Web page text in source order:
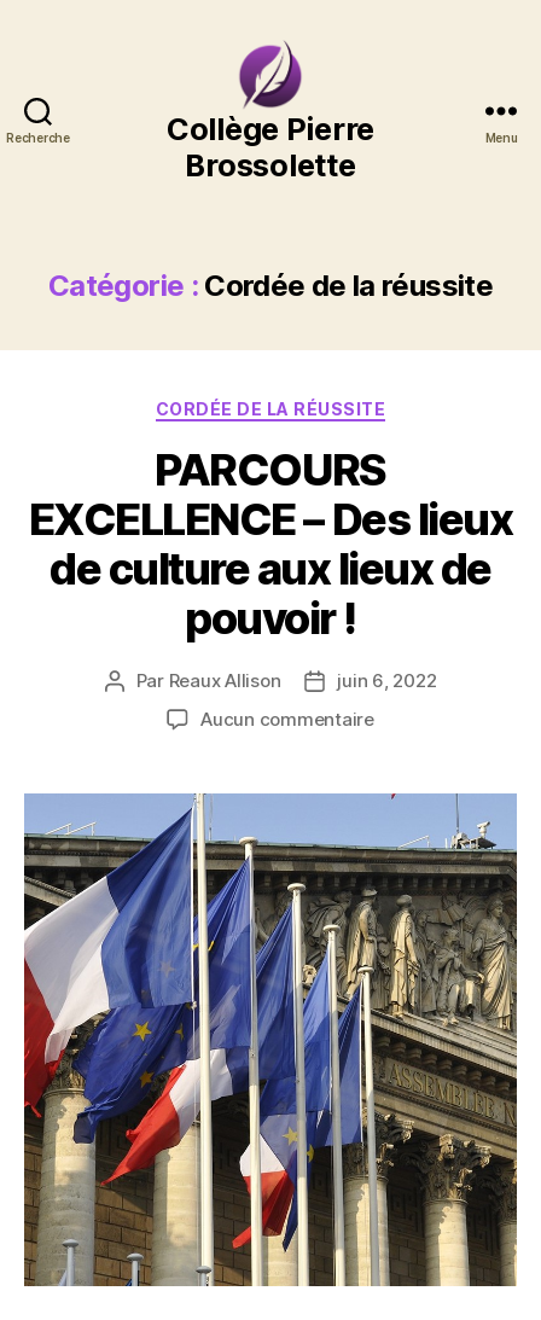
Recherche
Collège
Pierre
Brossolette
Collège Pierre
Brossolette
Menu
Catégorie : Cordée de la réussite
Catégories
CORDÉE DE LA RÉUSSITE
PARCOURS
EXCELLENCE – Des lieux
de culture aux lieux de
pouvoir !
Auteur
l’article
Par Reaux Allison
Datejuin 6, 2022
Aucun commentairesur
–
lieux
de
culture
aux
lieux
de
pouvoir
!